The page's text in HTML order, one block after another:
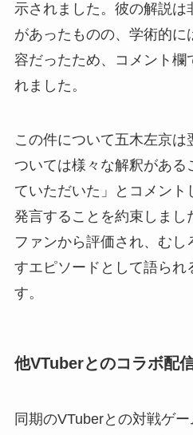
示されました。彼の解説は
があったものの、学術的に
容だったため、コメント欄
れました。
この件について五木左京は
ついては様々な解釈がある
ていただいた」とコメント
発言することを約束しまし
ファンから評価され、む
すエピソードとして語られ
す。
他VTuberとのコラボ配
同期のVTuberとの対戦ゲ